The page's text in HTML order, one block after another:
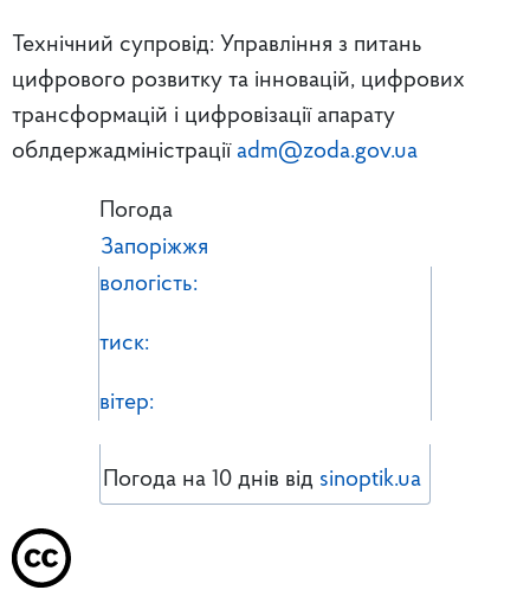
Технічний супровід: Управління з питань
цифрового розвитку та інновацій, цифрових
трансформацій і цифровізації апарату
облдержадміністрації adm@zoda.gov.ua
Погода
Запоріжжя
вологість:
тиск:
вітер:
Погода на 10 днів від sinoptik.ua